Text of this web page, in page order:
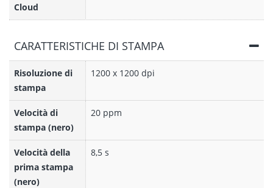
Cloud
CARATTERISTICHE DI STAMPA
Risoluzione di
stampa
1200 x 1200 dpi
Velocità di
stampa (nero)
20 ppm
Velocità della
prima stampa
(nero)
8,5 s